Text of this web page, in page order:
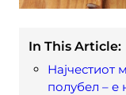
In This Article:
Најчестиот
полубел – е